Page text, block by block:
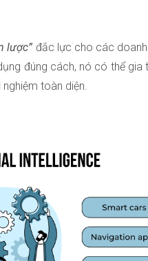
lược” đắc lực cho các
đúng cách, nó có thể gia
toàn diện.